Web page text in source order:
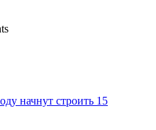
начнут строить 15